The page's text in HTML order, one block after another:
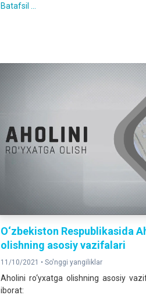
Batafsil ...
O‘zbekiston Respublikasida
olishning asosiy vazifalari
11/10/2021 •So'nggi yangiliklar
Аholini ro‘yxatga olishning asosiy
iborat: